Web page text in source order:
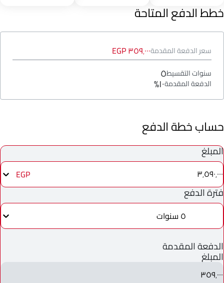
خطط الدفع المتاحة
سعر الدفعة المقدمة٣٥٩٬٠٠٠ EGP
سنوات التقسيط٥
الدفعة المقدمة١٠%
حساب خطة الدفع
المبلغ
٣٬٥٩٠٬٠٠٠ EGP
فترة الدفع
٥ سنوات
الدفعة المقدمة
المبلغ
٣٥٩٬٠٠٠